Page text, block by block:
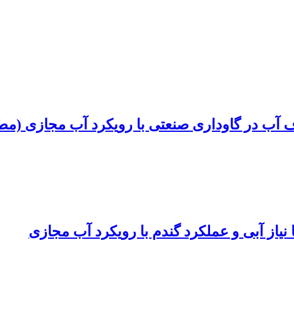
آب در گاوداری صنعتی با رویکرد آب مجازی
آبی و عملکرد گندم با رویکرد آب مجازی